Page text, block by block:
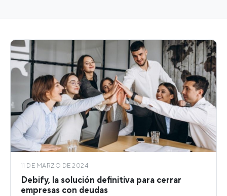
11 DE MARZO DE 2024
Debify, la solución definitiva para cerrar
empresas con deudas